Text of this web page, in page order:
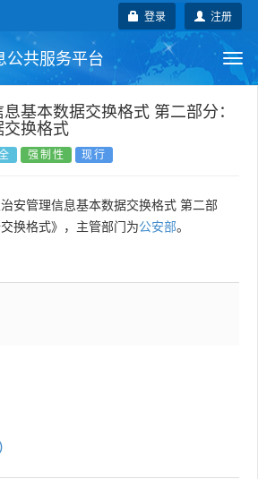
注册
登录
公共服务平台
行业标准 地方标准
企业标准
技术委员会
基本数据交换格式 第二部分：
交换格式
强制性 现行
安管理信息基本数据交换格式 第二部
换格式》，主管部门为公安部。